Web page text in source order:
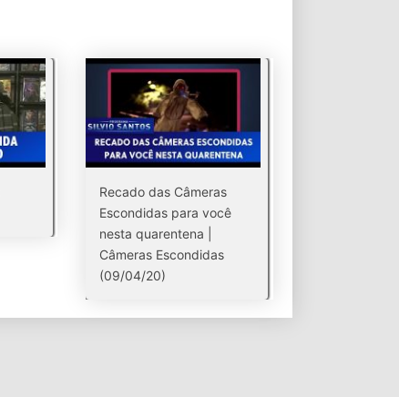
Recado das Câmeras
Escondidas para você
nesta quarentena |
Câmeras Escondidas
(09/04/20)